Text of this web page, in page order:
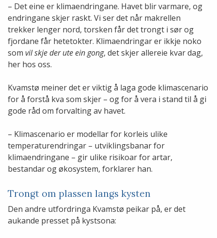
– Det eine er klimaendringane. Havet blir varmare, og
endringane skjer raskt. Vi ser det når makrellen
trekker lenger nord, torsken får det trongt i sør og
fjordane får hetetokter. Klimaendringar er ikkje noko
som vil skje der ute ein gong, det skjer allereie kvar dag,
her hos oss.
Kvamstø meiner det er viktig å laga gode klimascenario
for å forstå kva som skjer – og for å vera i stand til å gi
gode råd om forvalting av havet.
– Klimascenario er modellar for korleis ulike
temperaturendringar – utviklingsbanar for
klimaendringane – gir ulike risikoar for artar,
bestandar og økosystem, forklarer han.
Trongt om plassen langs kysten
Den andre utfordringa Kvamstø peikar på, er det
aukande presset på kystsona: